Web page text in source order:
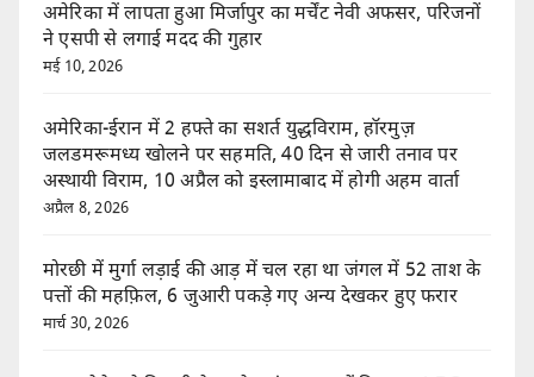
अमेरिका में लापता हुआ मिर्जापुर का मर्चेंट नेवी अफसर, परिजनों
ने एसपी से लगाई मदद की गुहार
मई 10, 2026
अमेरिका-ईरान में 2 हफ्ते का सशर्त युद्धविराम, हॉरमुज़
जलडमरूमध्य खोलने पर सहमति, 40 दिन से जारी तनाव पर
अस्थायी विराम, 10 अप्रैल को इस्लामाबाद में होगी अहम वार्ता
अप्रैल 8, 2026
मोरछी में मुर्गा लड़ाई की आड़ में चल रहा था जंगल में 52 ताश के
पत्तों की महफ़िल, 6 जुआरी पकड़े गए अन्य देखकर हुए फरार
मार्च 30, 2026